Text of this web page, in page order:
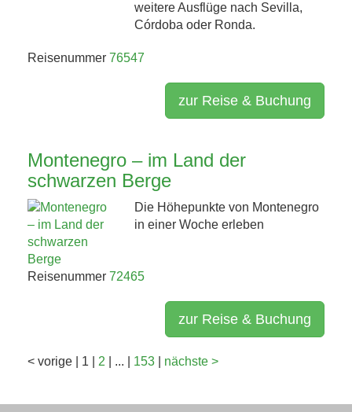
weitere Ausflüge nach Sevilla,
Córdoba oder Ronda.
Reisenummer 76547
zur Reise & Buchung
Montenegro – im Land der
schwarzen Berge
Die Höhepunkte von Montenegro
in einer Woche erleben
Reisenummer 72465
zur Reise & Buchung
< vorige 1 2 ... 153 nächste >